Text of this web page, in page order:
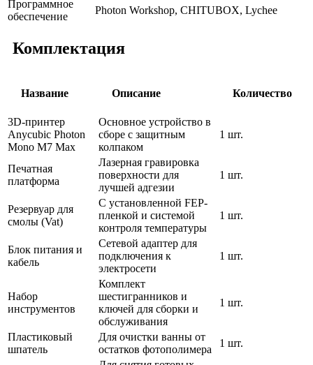
Программное
обеспечение
Photon Workshop, CHITUBOX, Lychee
Комплектация
Название Описание Количество
3D-принтер
Anycubic Photon
Mono M7 Max
Основное устройство в
сборе с защитным
колпаком
1 шт.
Печатная
платформа
Лазерная гравировка
поверхности для
лучшей адгезии
1 шт.
Резервуар для
смолы (Vat)
С установленной FEP-
пленкой и системой
контроля температуры
1 шт.
Блок питания и
кабель
Сетевой адаптер для
подключения к
электросети
1 шт.
Набор
инструментов
Комплект
шестигранников и
ключей для сборки и
обслуживания
1 шт.
Пластиковый
шпатель
Для очистки ванны от
остатков фотополимера
1 шт.